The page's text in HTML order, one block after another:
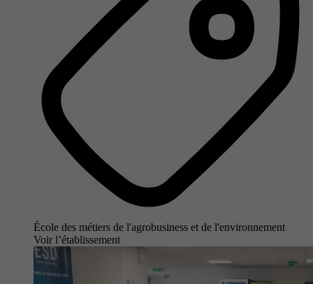
École des métiers de l'agrobusiness et de l'environnement
Voir l’établissement